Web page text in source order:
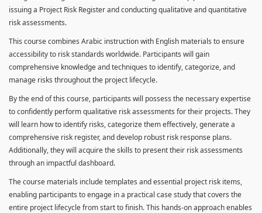
issuing a Project Risk Register and conducting qualitative and quantitative
risk assessments.
This course combines Arabic instruction with English materials to ensure
accessibility to risk standards worldwide. Participants will gain
comprehensive knowledge and techniques to identify, categorize, and
manage risks throughout the project lifecycle.
By the end of this course, participants will possess the necessary expertise
to confidently perform qualitative risk assessments for their projects. They
will learn how to identify risks, categorize them effectively, generate a
comprehensive risk register, and develop robust risk response plans.
Additionally, they will acquire the skills to present their risk assessments
through an impactful dashboard.
The course materials include templates and essential project risk items,
enabling participants to engage in a practical case study that covers the
entire project lifecycle from start to finish. This hands-on approach enables